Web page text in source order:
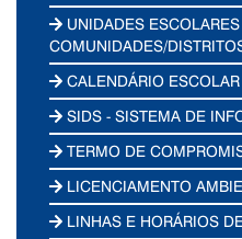
UNIDADES
COMUNIDADES/
CALENDÁRIO ESCOLAR
SIDS - SISTEMA DE
TERMO DE
LICENCIAMENTO
LINHAS E HORÁRIOS